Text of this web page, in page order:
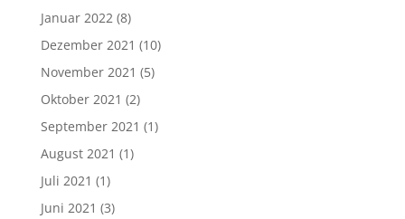
Januar 2022(8)
Dezember 2021 (10)
November 2021 (5)
Oktober 2021 (2)
September 2021 (1)
August 2021 (1)
Juli 2021 (1)
Juni 2021 (3)